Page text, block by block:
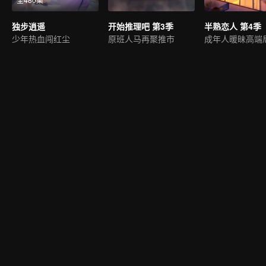
独步逍遥
少年热血闯红尘
开始推理吧 第3季
原班人马再聚推市
半熟恋人 第4季
成年人暖昧高端